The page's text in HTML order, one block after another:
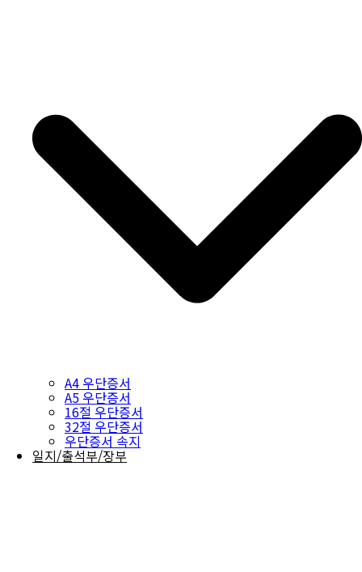
A4 우단증서
A5 우단증서
16절 우단증서
32절 우단증서
우단증서 속지
일지/출석부/장부